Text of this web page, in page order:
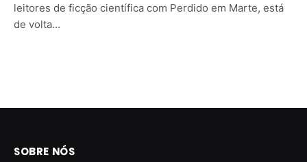
leitores de ficção científica com Perdido em Marte, está
de volta…
SOBRE NÓS